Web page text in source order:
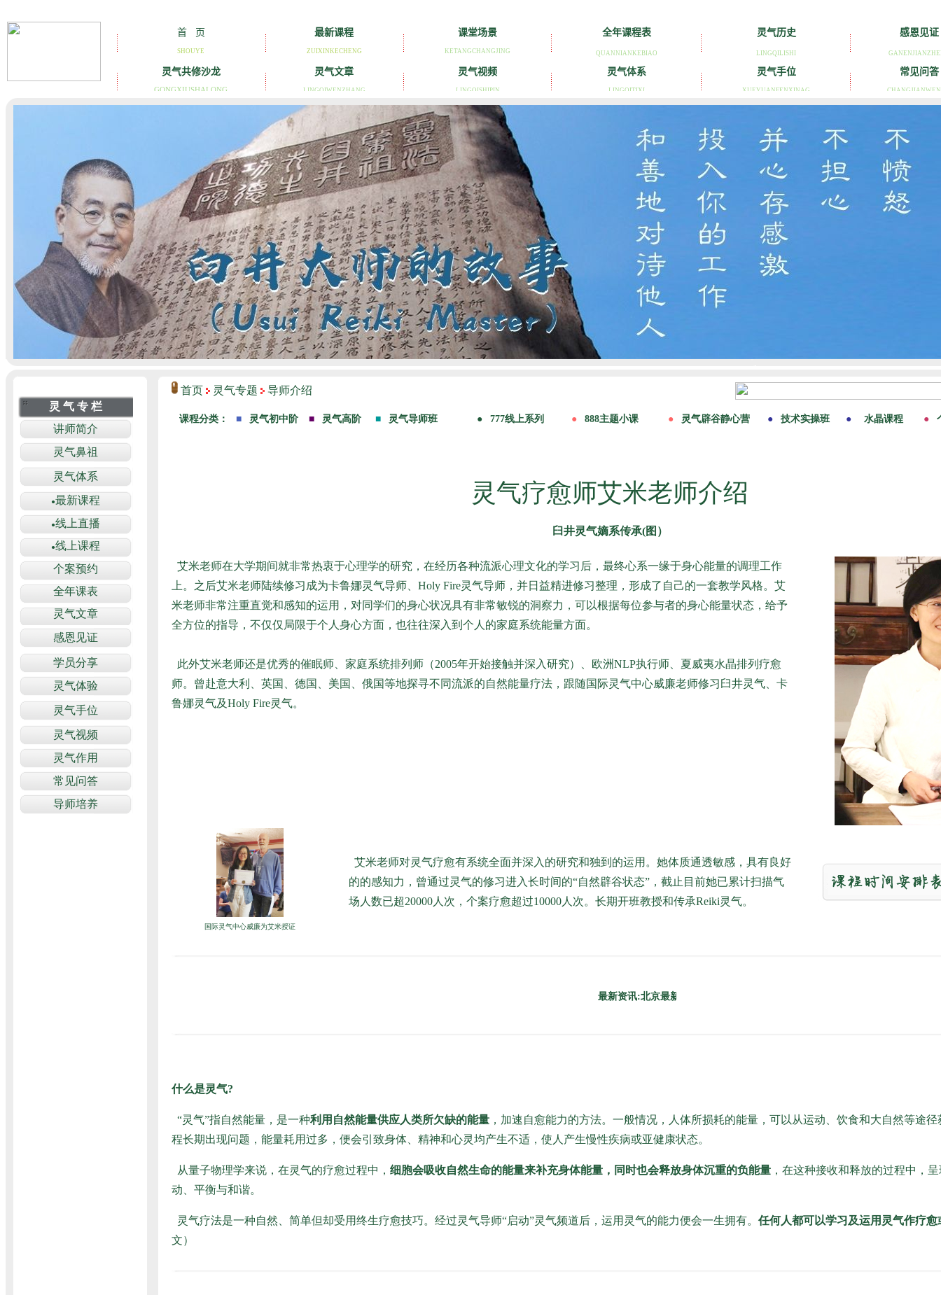
首页 灵气专题 导师介绍
灵气疗愈师艾米老师介绍
臼井灵气嫡系传承(图）
艾米老师在大学期间就非常热衷于心理学的研究，在经历各种流派心理文化的学习后，最终心系一缘于身心能量的调理工作
上。之后艾米老师陆续修习成为卡鲁娜灵气导师、Holy Fire灵气导师，并日益精进修习整理，形成了自己的一套教学风格。艾
米老师非常注重直觉和感知的运用，对同学们的身心状况具有非常敏锐的洞察力，可以根据每位参与者的身心能量状态，给予
全方位的指导，不仅仅局限于个人身心方面，也往往深入到个人的家庭系统能量方面。
此外艾米老师还是优秀的催眠师、家庭系统排列师（2005年开始接触并深入研究）、欧洲NLP执行师、夏威夷水晶排列疗愈
师。曾赴意大利、英国、德国、美国、俄国等地探寻不同流派的自然能量疗法，跟随国际灵气中心威廉老师修习臼井灵气、卡
鲁娜灵气及Holy Fire灵气。
国际灵气中心威廉为艾米授证
艾米老师对灵气疗愈有系统全面并深入的研究和独到的运用。她体质通透敏感，具有良好
的的感知力，曾通过灵气的修习进入长时间的“自然辟谷状态”，截止目前她已累计扫描气
场人数已超20000人次，个案疗愈超过10000人次。长期开班教授和传承Reiki灵气。
什么是灵气?
“灵气”指自然能量，是一种利用自然能量供应人类所欠缺的能量 ，加速自愈能力的方法。一般情况，人体所损耗的能量，可以从运动、饮食和大自然等途
程长期出现问题，能量耗用过多，便会引致身体、精神和心灵均产生不适，使人产生慢性疾病或亚健康状态。
从量子物理学来说，在灵气的疗愈过程中， 细胞会吸收自然生命的能量来补充身体能量，同时也会释放身体沉重的负能量 ，在这种接收和释放的过程中，
动、平衡与和谐。
灵气疗法是一种自然、简单但却受用终生疗愈技巧。经过灵气导师“启动”灵气频道后，运用灵气的能力便会一生拥有。 任何人都可以学习及运用灵气作疗愈
文）